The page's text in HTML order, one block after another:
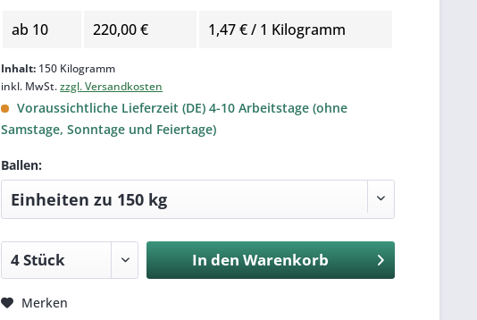
ab 10 220,00 € 1,47 € / 1 Kilogramm
Inhalt: 150 Kilogramm
inkl. MwSt.zzgl. Versandkosten
Voraussichtliche Lieferzeit (DE) 4-10 Arbeitstage (ohne
Samstage, Sonntage und Feiertage)
Ballen:
In denWarenkorb
Merken